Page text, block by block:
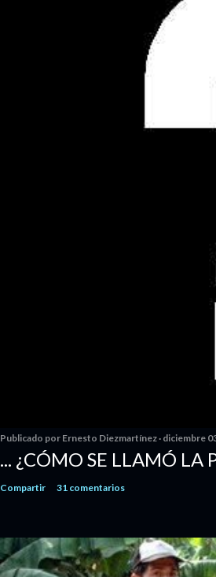
Publicado por Ernesto Diezmartínez diciembre
... ¿CÓMO SE LLAMÓ LA
Compartir 31 comentarios